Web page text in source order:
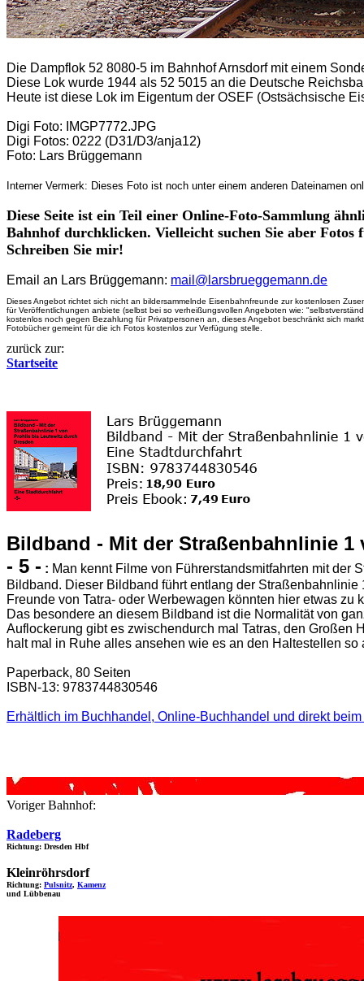
Die Dampflok 52 8080-5 im Bahnhof Arnsdorf mit einem
Diese Lok wurde 1944 als 52 5015 an die Deutsche
Heute ist diese Lok im Eigentum der OSEF (Ostsächsische
Digi Foto: IMGP7772.JPG
Digi Fotos: 0222 (D31/D3/anja12)
Foto: Lars Brüggemann
Interner Vermerk: Dieses Foto ist noch unter einem anderen Dateinamen
Diese Seite ist ein Teil einer Online-Foto-Sammlung
Bahnhof durchklicken. Vielleicht suchen Sie aber
Schreiben Sie mir!
Email an Lars Brüggemann: mail@larsbrueggemann.de
Dieses Angebot richtet sich nicht an bildersammelnde Eisenbahnfreunde zur kostenlosen
für Veröffentlichungen anbiete (selbst bei so verheißungsvollen Angeboten wie:
kostenlos noch gegen Bezahlung für Privatpersonen an, dieses Angebot beschränkt sich
Fotobücher gemeint für die ich Fotos kostenlos zur Verfügung stelle.
zurück zur:
Startseite
Bildband - Mit der Straßenbahnlinie
- 5 - : Man kennt Filme von Führerstandsmitfahrten mit der
Bildband. Dieser Bildband führt entlang der
Freunde von Tatra- oder Werbewagen könnten hier etwas
Das besondere an diesem Bildband ist die Normalität von
Auflockerung gibt es zwischendurch mal Tatras, den Großen
halt mal in Ruhe alles ansehen wie es an den Haltestellen so
Paperback, 80 Seiten
ISBN-13: 9783744830546
Erhältlich im Buchhandel, Online-Buchhandel und direkt beim
Voriger Bahnhof:
Radeberg
Richtung: Dresden Hbf
Kleinröhrsdorf
Richtung: Pulsnitz, Kamenz
und Lübbenau